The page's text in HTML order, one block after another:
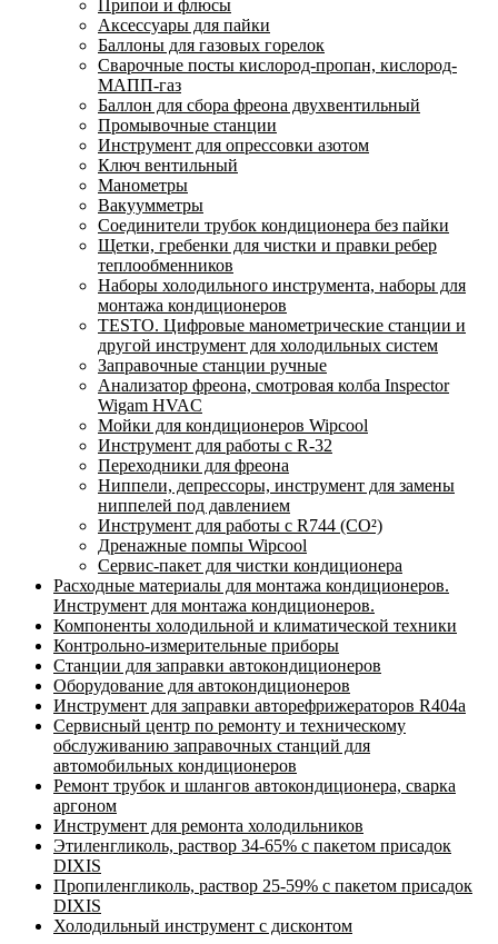
Припои и флюсы
Аксессуары для пайки
Баллоны для газовых горелок
Сварочные посты кислород-пропан, кислород-
МАПП-газ
Баллон для сбора фреона двухвентильный
Промывочные станции
Инструмент для опрессовки азотом
Ключ вентильный
Манометры
Вакуумметры
Соединители трубок кондиционера без пайки
Щетки, гребенки для чистки и правки ребер
теплообменников
Наборы холодильного инструмента, наборы для
монтажа кондиционеров
TESTO. Цифровые манометрические станции и
другой инструмент для холодильных систем
Заправочные станции ручные
Анализатор фреона, смотровая колба Inspector
Wigam HVAC
Мойки для кондиционеров Wipcool
Инструмент для работы с R-32
Переходники для фреона
Ниппели, депрессоры, инструмент для замены
ниппелей под давлением
Инструмент для работы с R744 (CO²)
Дренажные помпы Wipcool
Сервис-пакет для чистки кондиционера
Расходные материалы для монтажа кондиционеров.
Инструмент для монтажа кондиционеров.
Компоненты холодильной и климатической техники
Контрольно-измерительные приборы
Станции для заправки автокондиционеров
Оборудование для автокондиционеров
Инструмент для заправки авторефрижераторов R404a
Сервисный центр по ремонту и техническому
обслуживанию заправочных станций для
автомобильных кондиционеров
Ремонт трубок и шлангов автокондиционера, сварка
аргоном
Инструмент для ремонта холодильников
Этиленгликоль, раствор 34-65% с пакетом присадок
DIXIS
Пропиленгликоль, раствор 25-59% с пакетом присадок
DIXIS
Холодильный инструмент с дисконтом